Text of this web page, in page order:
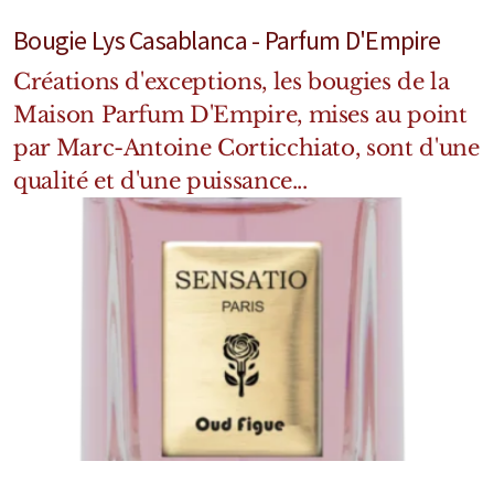
Bougie Lys Casablanca - Parfum D'Empire
Créations d'exceptions, les bougies de la
Maison Parfum D'Empire, mises au point
par Marc-Antoine Corticchiato, sont d'une
qualité et d'une puissance...